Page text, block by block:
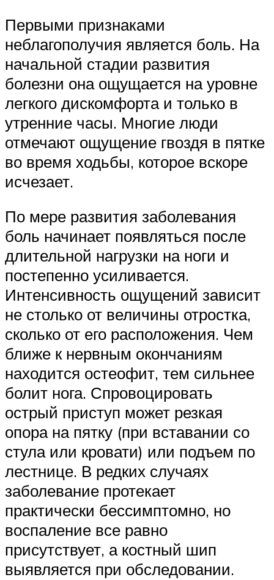
Первыми признаками
неблагополучия является боль. На
начальной стадии развития
болезни она ощущается на уровне
легкого дискомфорта и только в
утренние часы. Многие люди
отмечают ощущение гвоздя в пятке
во время ходьбы, которое вскоре
исчезает.
По мере развития заболевания
боль начинает появляться после
длительной нагрузки на ноги и
постепенно усиливается.
Интенсивность ощущений зависит
не столько от величины отростка,
сколько от его расположения. Чем
ближе к нервным окончаниям
находится остеофит, тем сильнее
болит нога. Спровоцировать
острый приступ может резкая
опора на пятку (при вставании со
стула или кровати) или подъем по
лестнице. В редких случаях
заболевание протекает
практически бессимптомно, но
воспаление все равно
присутствует, а костный шип
выявляется при обследовании.